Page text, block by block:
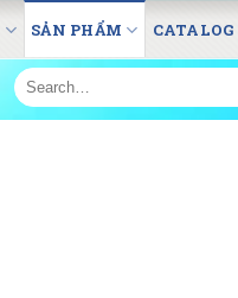
SẢN PHẨM CATALOG
Search
for: